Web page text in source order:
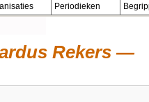
Periodieken
Rekers